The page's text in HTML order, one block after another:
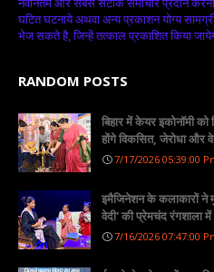
घटित घटनाये अथवा अन्य प्रकाशन योग्य
भेज सकते है, जिन्हें तत्काल प्रकाशित किया
RANDOM POSTS
बिहार में केयर इकोनॉमी
होंगे विकसित, जेरोधा
7/17/2026 05:39:00
इमैजिनेशन के कलाकारों ने
वेदी' की प्रेमचंद रंगशाला में
7/16/2026 07:47:00